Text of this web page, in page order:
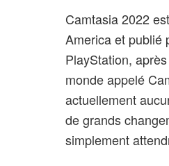
Camtasia 2022
America et publié
PlayStation,
monde appelé
actuellement
de grands
simplement